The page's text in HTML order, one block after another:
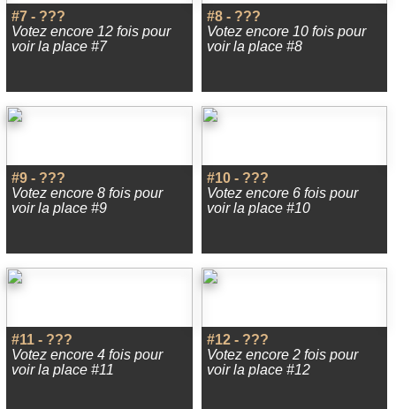
#7 - ???
Votez encore 12 fois pour
voir la place #7
#8 - ???
Votez encore 10 fois pour
voir la place #8
#9 - ???
Votez encore 8 fois pour
voir la place #9
#10 - ???
Votez encore 6 fois pour
voir la place #10
#11 - ???
Votez encore 4 fois pour
voir la place #11
#12 - ???
Votez encore 2 fois pour
voir la place #12